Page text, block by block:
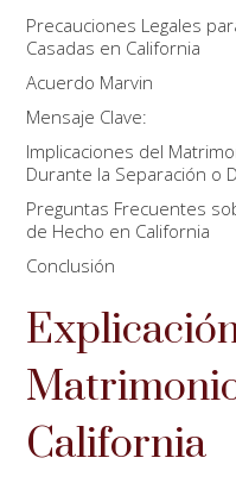
Precauciones Legales
Casadas en California
Acuerdo Marvin
Mensaje Clave:
Implicaciones del
Durante la Separación o
Preguntas Frecuentes
de Hecho en California
Conclusión
California